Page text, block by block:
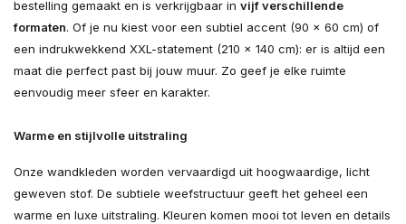
bestelling gemaakt en is verkrijgbaar in vijf verschillende
formaten. Of je nu kiest voor een subtiel accent (90 × 60 cm) of
een indrukwekkend XXL-statement (210 × 140 cm): er is altijd een
maat die perfect past bij jouw muur. Zo geef je elke ruimte
eenvoudig meer sfeer en karakter.
Warme en stijlvolle uitstraling
Onze wandkleden worden vervaardigd uit hoogwaardige, licht
geweven stof. De subtiele weefstructuur geeft het geheel een
warme en luxe uitstraling. Kleuren komen mooi tot leven en details